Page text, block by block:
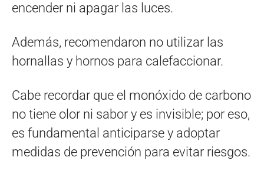
encender ni apagar las luces.
Además, recomendaron no utilizar las
hornallas y hornos para calefaccionar.
Cabe recordar que el monóxido de carbono
no tiene olor ni sabor y es invisible; por eso,
es fundamental anticiparse y adoptar
medidas de prevención para evitar riesgos.